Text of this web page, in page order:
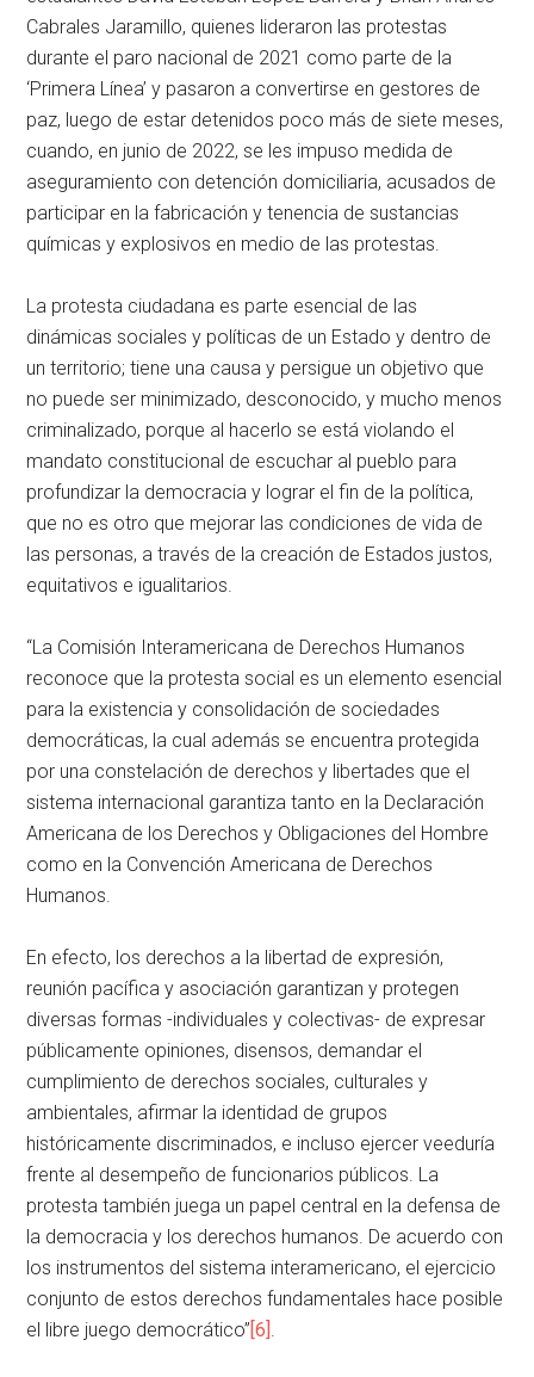
Cabrales Jaramillo, quienes lideraron las protestas
durante el paro nacional de 2021 como parte de la
‘Primera Línea’ y pasaron a convertirse en gestores de
paz, luego de estar detenidos poco más de siete meses,
cuando, en junio de 2022, se les impuso medida de
aseguramiento con detención domiciliaria, acusados de
participar en la fabricación y tenencia de sustancias
químicas y explosivos en medio de las protestas.
La protesta ciudadana es parte esencial de las
dinámicas sociales y políticas de un Estado y dentro de
un territorio; tiene una causa y persigue un objetivo que
no puede ser minimizado, desconocido, y mucho menos
criminalizado, porque al hacerlo se está violando el
mandato constitucional de escuchar al pueblo para
profundizar la democracia y lograr el fin de la política,
que no es otro que mejorar las condiciones de vida de
las personas, a través de la creación de Estados justos,
equitativos e igualitarios.
“La Comisión Interamericana de Derechos Humanos
reconoce que la protesta social es un elemento esencial
para la existencia y consolidación de sociedades
democráticas, la cual además se encuentra protegida
por una constelación de derechos y libertades que el
sistema internacional garantiza tanto en la Declaración
Americana de los Derechos y Obligaciones del Hombre
como en la Convención Americana de Derechos
Humanos.
En efecto, los derechos a la libertad de expresión,
reunión pacífica y asociación garantizan y protegen
diversas formas -individuales y colectivas- de expresar
públicamente opiniones, disensos, demandar el
cumplimiento de derechos sociales, culturales y
ambientales, afirmar la identidad de grupos
históricamente discriminados, e incluso ejercer veeduría
frente al desempeño de funcionarios públicos. La
protesta también juega un papel central en la defensa de
la democracia y los derechos humanos. De acuerdo con
los instrumentos del sistema interamericano, el ejercicio
conjunto de estos derechos fundamentales hace posible
el libre juego democrático”[6].